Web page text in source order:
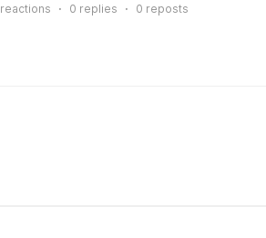
reactions 0 replies 0 reposts